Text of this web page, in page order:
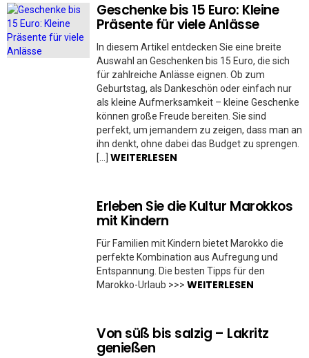
Geschenke bis 15 Euro: Kleine
Präsente für viele Anlässe
In diesem Artikel entdecken Sie eine breite
Auswahl an Geschenken bis 15 Euro, die sich
für zahlreiche Anlässe eignen. Ob zum
Geburtstag, als Dankeschön oder einfach nur
als kleine Aufmerksamkeit – kleine Geschenke
können große Freude bereiten. Sie sind
perfekt, um jemandem zu zeigen, dass man an
ihn denkt, ohne dabei das Budget zu sprengen.
[…] WEITERLESEN
Erleben Sie die Kultur Marokkos
mit Kindern
Für Familien mit Kindern bietet Marokko die
perfekte Kombination aus Aufregung und
Entspannung. Die besten Tipps für den
Marokko-Urlaub >>> WEITERLESEN
Von süß bis salzig – Lakritz
genießen